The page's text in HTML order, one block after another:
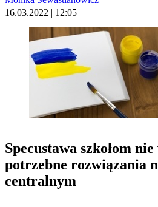
16.03.2022 | 12:05
Specustawa szkołom
potrzebne rozwiązania
centralnym